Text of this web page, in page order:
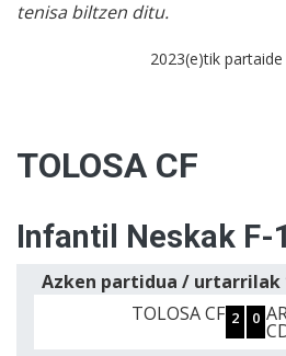
tenisa biltzen ditu.
2023(e)tik
TOLOSA CF
Infantil Neskak F-
Azken partidua / urtarrilak
TOLOSA CF 2 0